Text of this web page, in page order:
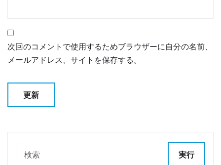
次回のコメントで使用するためブラウザーに自分の名前、
メールアドレス、サイトを保存する。
実行